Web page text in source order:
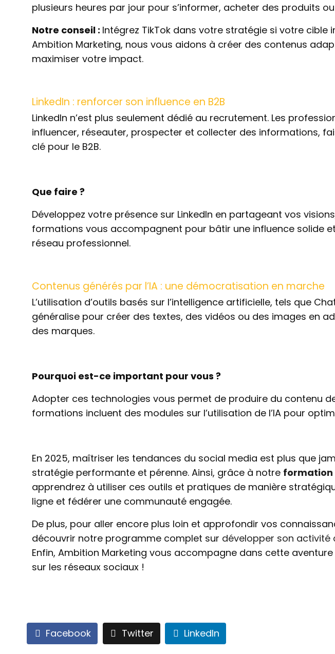
plusieurs heures par jour pour s’informer, acheter des produits
Notre conseil : Intégrez TikTok dans votre stratégie si votre cible
Ambition Marketing, nous vous aidons à créer des contenus
maximiser votre impact.
LinkedIn : renforcer son influence en B2B
LinkedIn n’est plus seulement dédié au recrutement. Les
influencer, réseauter, prospecter et collecter des informations,
clé pour le B2B.
Que faire ?
Développez votre présence sur LinkedIn en partageant vos
formations vous accompagnent pour bâtir une influence solide
réseau professionnel.
Contenus générés par l’IA : une démocratisation en marche
L’utilisation d’outils basés sur l’intelligence artificielle, tels que
généralise pour créer des textes, des vidéos ou des images en
des marques.
Pourquoi est-ce important pour vous ?
Adopter ces technologies vous permet de produire du contenu
formations incluent des modules sur l’utilisation de l’IA pour
En 2025, maîtriser les tendances du social media est plus que
stratégie performante et pérenne. Ainsi, grâce à notre formation
apprendrez à utiliser ces outils et pratiques de manière
ligne et fédérer une communauté engagée.
De plus, pour aller encore plus loin et approfondir vos
découvrir notre programme complet sur développer son
Enfin, Ambition Marketing vous accompagne dans cette
sur les réseaux sociaux !
Facebook Twitter LinkedIn